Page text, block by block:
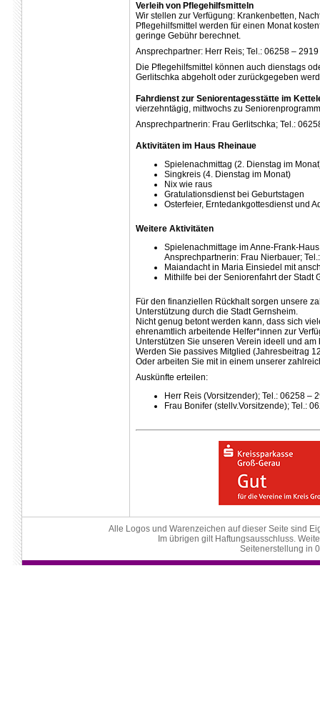
Verleih von Pflegehilfsmitteln
Wir stellen zur Verfügung: Krankenbetten,
Pflegehilfsmittel werden für einen Monat
geringe Gebühr berechnet.
Ansprechpartner: Herr Reis; Tel.: 06258 –
Die Pflegehilfsmittel können auch dienstags
Gerlitschka abgeholt oder zurückgegeben
Fahrdienst zur Seniorentagesstätte im
vierzehntägig, mittwochs zu Seniorenprogramm
Ansprechpartnerin: Frau Gerlitschka; Tel.:
Aktivitäten im Haus Rheinaue
Spielenachmittag (2. Dienstag im
Singkreis (4. Dienstag im Monat)
Nix wie raus
Gratulationsdienst bei Geburtstagen
Osterfeier, Erntedankgottesdienst und
Weitere Aktivitäten
Spielenachmittage im Anne-Frank-
Ansprechpartnerin: Frau Nierbauer;
Maiandacht in Maria Einsiedel mit
Mithilfe bei der Seniorenfahrt der Stadt
Für den finanziellen Rückhalt sorgen unsere
Unterstützung durch die Stadt Gernsheim.
Nicht genug betont werden kann, dass sich
ehrenamtlich arbeitende Helfer*innen zur
Unterstützen Sie unseren Verein ideell und
Werden Sie passives Mitglied (Jahresbeitrag
Oder arbeiten Sie mit in einem unserer
Auskünfte erteilen:
Herr Reis (Vorsitzender); Tel.: 06258 –
Frau Bonifer (stellv.Vorsitzende); Tel.:
Alle Logos und Warenzeichen auf dieser Seite sind
Im übrigen gilt Haftungsausschluss.
Seitenerstellung in